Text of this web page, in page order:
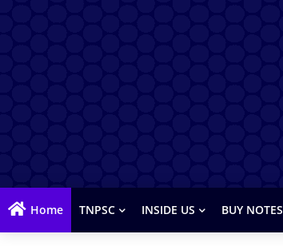
Home TNPSC INSIDE US BUY NOTES